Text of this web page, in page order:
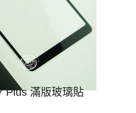
Plus 滿版玻璃貼